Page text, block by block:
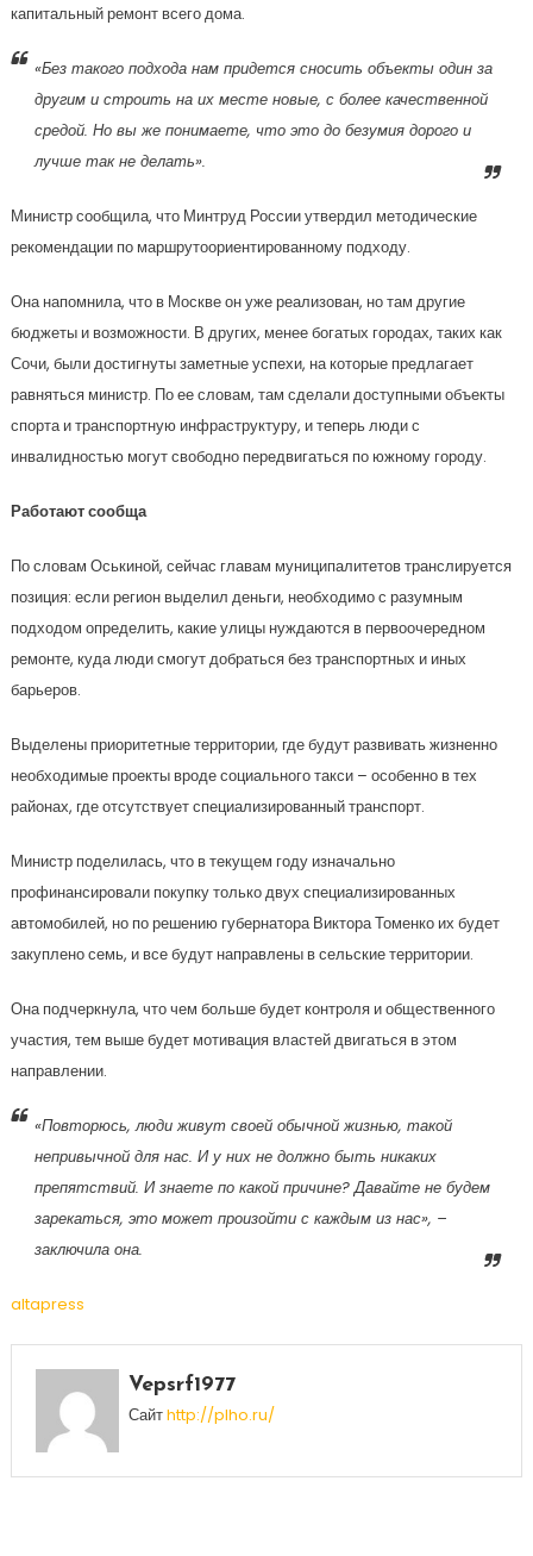
капитальный ремонт всего дома.
«Без такого подхода нам придется сносить объекты один за
другим и строить на их месте новые, с более качественной
средой. Но вы же понимаете, что это до безумия дорого и
лучше так не делать».
Министр сообщила, что Минтруд России утвердил методические
рекомендации по маршрутоориентированному подходу.
Она напомнила, что в Москве он уже реализован, но там другие
бюджеты и возможности. В других, менее богатых городах, таких как
Сочи, были достигнуты заметные успехи, на которые предлагает
равняться министр. По ее словам, там сделали доступными объекты
спорта и транспортную инфраструктуру, и теперь люди с
инвалидностью могут свободно передвигаться по южному городу.
Работают сообща
По словам Оськиной, сейчас главам муниципалитетов транслируется
позиция: если регион выделил деньги, необходимо с разумным
подходом определить, какие улицы нуждаются в первоочередном
ремонте, куда люди смогут добраться без транспортных и иных
барьеров.
Выделены приоритетные территории, где будут развивать жизненно
необходимые проекты вроде социального такси – особенно в тех
районах, где отсутствует специализированный транспорт.
Министр поделилась, что в текущем году изначально
профинансировали покупку только двух специализированных
автомобилей, но по решению губернатора Виктора Томенко их будет
закуплено семь, и все будут направлены в сельские территории.
Она подчеркнула, что чем больше будет контроля и общественного
участия, тем выше будет мотивация властей двигаться в этом
направлении.
«Повторюсь, люди живут своей обычной жизнью, такой
непривычной для нас. И у них не должно быть никаких
препятствий. И знаете по какой причине? Давайте не будем
зарекаться, это может произойти с каждым из нас», –
заключила она.
altapress
Vepsrf1977
Сайтhttp://plho.ru/